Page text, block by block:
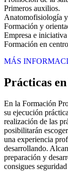
Primeros auxilios.
Anatomofisiología
Formación y
Empresa e
Formación en
MÁS
Prácticas
En la Formación
su ejecución
realización de las
posibilitarán
una experiencia
desarrollando.
preparación y
consigues